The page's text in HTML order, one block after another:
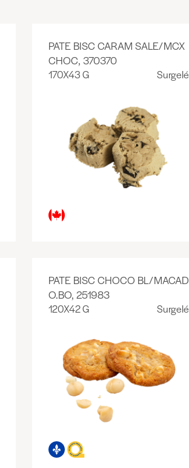
PATE BISC CARAM SALE/MCX
CHOC, 370370
170X43 G Surgelé
PATE BISC CHOCO BL/MACAD
O.BO, 251983
120X42 G Surgelé